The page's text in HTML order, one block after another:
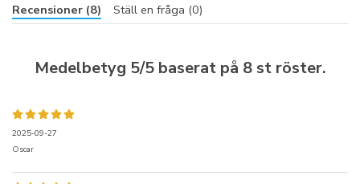
Recensioner (8) Ställ en fråga (0)
Medelbetyg 5/5 baserat på 8st röster.
2025-09-27
Oscar